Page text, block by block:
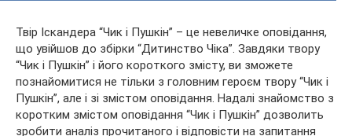
Твір Іскандера “Чик і Пушкін” – це невеличке оповідання,
що увійшов до збірки “Дитинство Чіка”. Завдяки твору
“Чик і Пушкін” і його короткого змісту, ви зможете
познайомитися не тільки з головним героєм твору “Чик і
Пушкін”, але і зі змістом оповідання. Надалі знайомство з
коротким змістом оповідання “Чик і Пушкін” дозволить
зробити аналіз прочитаного і відповісти на запитання